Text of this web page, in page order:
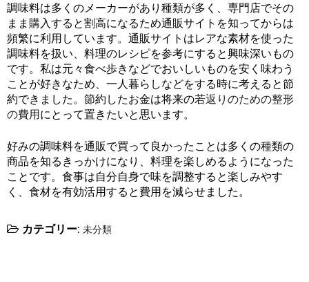
調味料は多くのメーカーがあり種類が多く、専門店でその
まま購入すると割高になるため通販サイトを知ってからは
頻繁に利用しています。通販サイトはレアな素材を使った
調味料を扱い、料理のレシピを参考にすると興味深いもの
です。私は元々食べ歩きなどでおいしいものを安く味わう
ことが好きなため、一人暮らしなどをする時に考えると節
約できました。節約したお金は将来の若返りのための整形
の費用にとって置きたいと思います。
好みの調味料を通販で買って良かったことは多くの種類の
商品を知るきっかけになり、料理を楽しめるようになった
ことです。食事は自分自身で味を調整すると楽しみやす
く、食材を有効活用すると費用を減らせました。
カテゴリー: 未分類